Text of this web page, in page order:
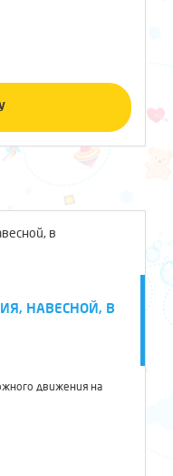
НАВЕСНОЙ, В
движения на